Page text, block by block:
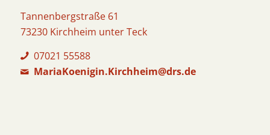
Tannenbergstraße 61
73230 Kirchheim unter Teck
07021 55588
MariaKoenigin.Kirchheim@drs.de